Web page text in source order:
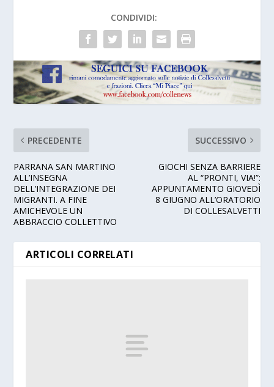
CONDIVIDI:
PRECEDENTE
PARRANA SAN MARTINO
ALL’INSEGNA
DELL’INTEGRAZIONE DEI
MIGRANTI. A FINE
AMICHEVOLE UN
ABBRACCIO COLLETTIVO
SUCCESSIVO
GIOCHI SENZA BARRIERE
AL “PRONTI, VIA!”:
APPUNTAMENTO GIOVEDÌ
8 GIUGNO ALL’ORATORIO
DI COLLESALVETTI
ARTICOLI CORRELATI